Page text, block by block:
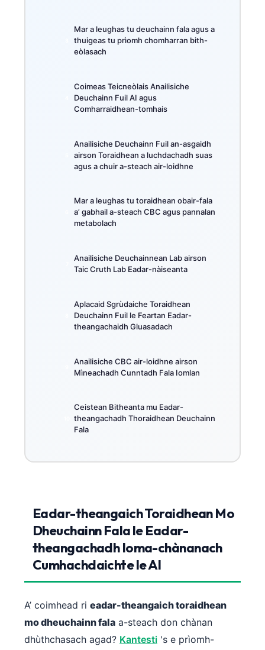
Mar a leughas tu deuchainn fala agus a
thuigeas tu prìomh chomharran bith-
eòlasach
Coimeas Teicneòlais Anailisiche
Deuchainn Fuil AI agus
Comharraidhean-tomhais
Anailisiche Deuchainn Fuil an-asgaidh
airson Toraidhean a luchdachadh suas
agus a chuir a-steach air-loidhne
Mar a leughas tu toraidhean obair-fala
a’ gabhail a-steach CBC agus pannalan
metabolach
Anailisiche Deuchainnean Lab airson
Taic Cruth Lab Eadar-nàiseanta
Aplacaid Sgrùdaiche Toraidhean
Deuchainn Fuil le Feartan Eadar-
theangachaidh Gluasadach
Anailisiche CBC air-loidhne airson
Mìneachadh Cunntadh Fala Iomlan
Ceistean Bitheanta mu Eadar-
theangachadh Thoraidhean Deuchainn
Fala
Eadar-theangaich Toraidhean Mo
Dheuchainn Fala le Eadar-
theangachadh Ioma-chànanach
Cumhachdaichte le AI
A’ coimhead ri eadar-theangaich toraidhean
mo dheuchainn fala a-steach don chànan
dhùthchasach agad? Kantesti 's e prìomh-